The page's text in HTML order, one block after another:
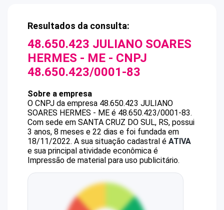
Resultados da consulta:
48.650.423 JULIANO SOARES
HERMES - ME - CNPJ
48.650.423/0001-83
Sobre a empresa
O CNPJ da empresa 48.650.423 JULIANO
SOARES HERMES - ME é 48.650.423/0001-83.
Com sede em SANTA CRUZ DO SUL, RS, possui
3 anos, 8 meses e 22 dias e foi fundada em
18/11/2022. A sua situação cadastral é ATIVA
e sua principal atividade econômica é
Impressão de material para uso publicitário.